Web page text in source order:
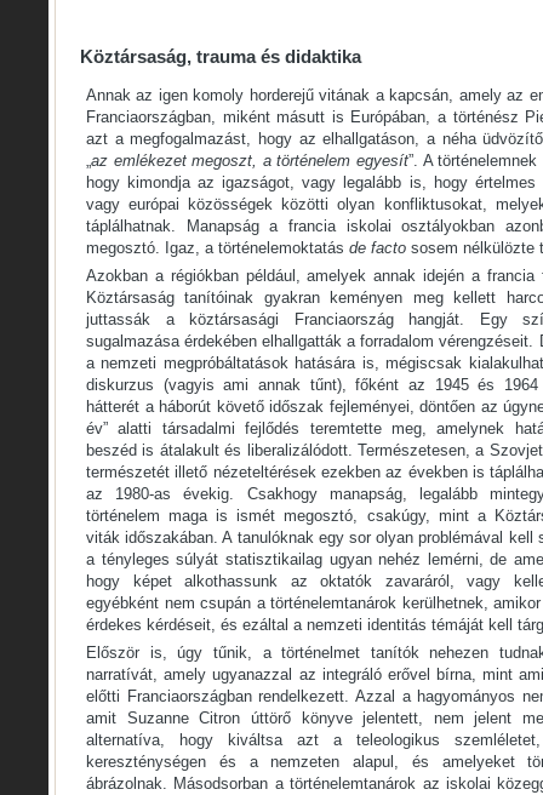
Köztársaság, trauma és didaktika
Annak az igen komoly horderejű vitának a kapcsán, amely az
Franciaországban, miként másutt is Európában, a történész
azt a megfogalmazást, hogy az elhallgatáson, a néha
„az emlékezet megoszt, a történelem egyesít”. A
hogy kimondja az igazságot, vagy legalább is, hogy
vagy európai közösségek közötti olyan konfliktusokat,
táplálhatnak. Manapság a francia iskolai osztályokban
megosztó. Igaz, a történelemoktatás de facto sosem nélkülözte
Azokban a régiókban például, amelyek annak idején a francia
Köztársaság tanítóinak gyakran keményen meg kellett
juttassák a köztársasági Franciaország hangját. Egy
sugalmazása érdekében elhallgatták a forradalom
a nemzeti megpróbáltatások hatására is, mégiscsak
diskurzus (vagyis ami annak tűnt), főként az 1945 és
hátterét a háborút követő időszak fejleményei, döntően az
év” alatti társadalmi fejlődés teremtette meg, amelynek
beszéd is átalakult és liberalizálódott. Természetesen, a
természetét illető nézeteltérések ezekben az években is
az 1980-as évekig. Csakhogy manapság, legalább
történelem maga is ismét megosztó, csakúgy, mint a
viták időszakában. A tanulóknak egy sor olyan problémával kell
a tényleges súlyát statisztikailag ugyan nehéz lemérni, de
hogy képet alkothassunk az oktatók zavaráról, vagy
egyébként nem csupán a történelemtanárok kerülhetnek,
érdekes kérdéseit, és ezáltal a nemzeti identitás témáját kell
Először is, úgy tűnik, a történelmet tanítók nehezen
narratívát, amely ugyanazzal az integráló erővel bírna, mint
előtti Franciaországban rendelkezett. Azzal a hagyományos
amit Suzanne Citron úttörő könyve jelentett, nem jelent
alternatíva, hogy kiváltsa azt a teleologikus
kereszténységen és a nemzeten alapul, és amelyeket
ábrázolnak. Másodsorban a történelemtanárok az iskolai